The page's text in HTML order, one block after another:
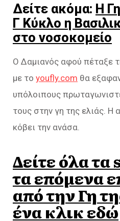
Δείτε ακόμα: Η
Γ Κύκλο η
στο νοσοκομείο
Ο Δαμιανός αφού πέταξε
με το youfly.com θα
υπόλοιπους
τους στην γη της ελιάς. Η
κόβει την ανάσα.
Δείτε όλα
τα επόμενα
από την Γη
ένα κλικ εδώ